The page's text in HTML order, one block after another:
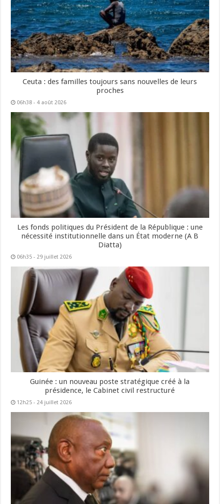
Ceuta : des familles toujours sans nouvelles de leurs
proches
06h38 - 4 août 2026
Les fonds politiques du Président de la République : une
nécessité institutionnelle dans un État moderne (A B
Diatta)
06h35 - 29 juillet 2026
Guinée : un nouveau poste stratégique créé à la
présidence, le Cabinet civil restructuré
12h25 - 24 juillet 2026